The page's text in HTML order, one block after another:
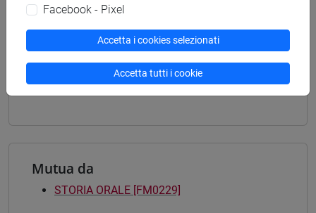
(DM270)
[FM9] STORIA DELLE ARTI E CONSERVAZIONE
DEI BENI ARTISTICI - Laurea magistrale
Mutua da
STORIA ORALE [FM0229]
Facebook - Pixel
Accetta i cookies selezionati
Accetta tutti i cookie